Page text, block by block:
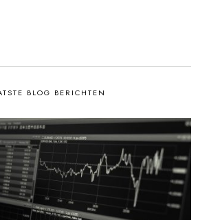
BLOG BERICHTEN